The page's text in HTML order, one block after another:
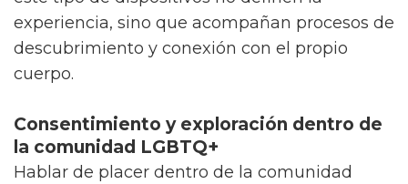
este tipo de dispositivos no definen la
experiencia, sino que acompañan procesos de
descubrimiento y conexión con el propio
cuerpo.
Consentimiento y exploración dentro de
la comunidad LGBTQ+